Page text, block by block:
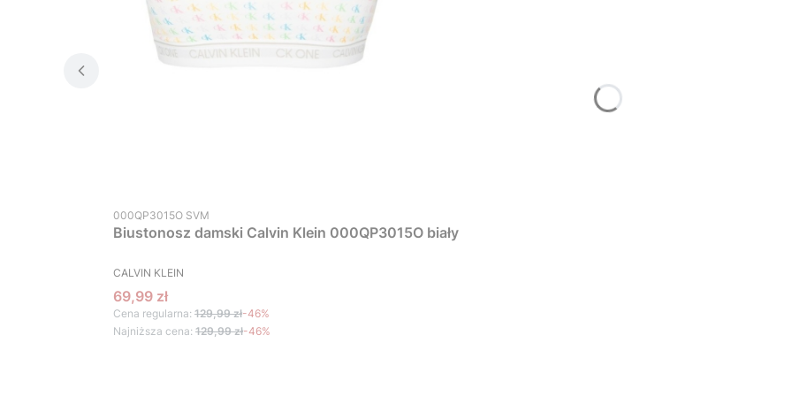
Kod produktu
000QP3015O SVM
Biustonosz damski Calvin Klein 000QP3015O biały
PRODUCENT
CALVIN KLEIN
Cena promocyjna
69,99 zł
Cena regularna: 129,99 zł-46%
Najniższa cena: 129,99 zł-46%